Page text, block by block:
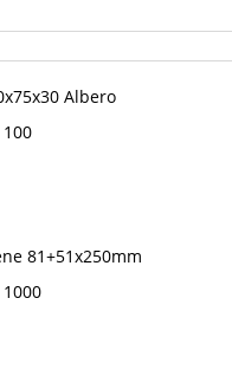
Albero
81+51x250mm